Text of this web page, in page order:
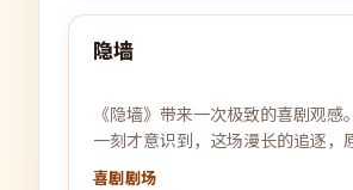
热门
隐墙
《隐墙》带来一次极致的喜剧观
一刻才意识到，这场漫长的追逐，
一个局。
喜剧剧场